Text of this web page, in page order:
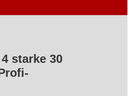
starke 30